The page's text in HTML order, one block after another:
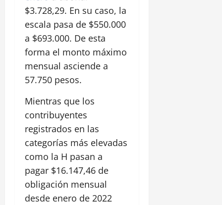
$3.728,29. En su caso, la
escala pasa de $550.000
a $693.000. De esta
forma el monto máximo
mensual asciende a
57.750 pesos.
Mientras que los
contribuyentes
registrados en las
categorías más elevadas
como la H pasan a
pagar $16.147,46 de
obligación mensual
desde enero de 2022